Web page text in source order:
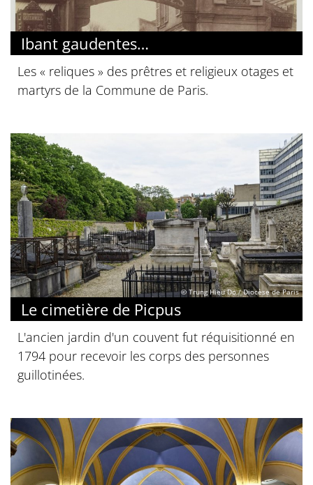
Ibant gaudentes…
Les « reliques » des prêtres et religieux otages et
martyrs de la Commune de Paris.
© Trung Hieu Do / Diocèse de Paris
Le cimetière de Picpus
L'ancien jardin d'un couvent fut réquisitionné en
1794 pour recevoir les corps des personnes
guillotinées.